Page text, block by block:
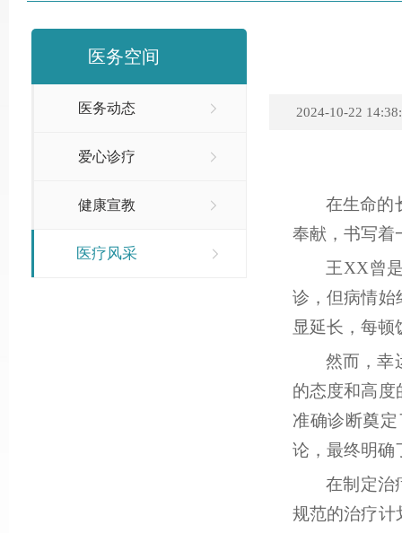
医务空间
医务动态
爱心诊疗
健康宣教
医疗风采
2024-10-22
在生命的
奉献，书写着
王XX曾
诊，但病情始
显延长，每顿
然而，幸
的态度和高度
准确诊断奠
论，最终明确
在制定治
规范的治疗计